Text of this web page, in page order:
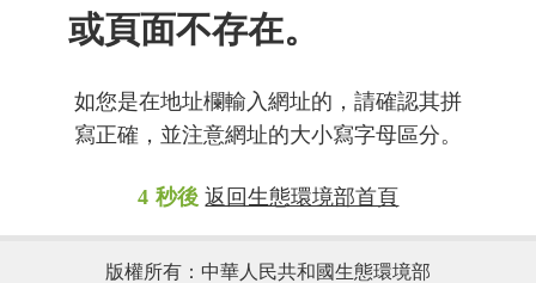
或頁面不存在。
如您是在地址欄輸入網址的，請確認其拼
寫正確，並注意網址的大小寫字母區分。
4 秒後 返回生態環境部首頁
版權所有：中華人民共和國生態環境部